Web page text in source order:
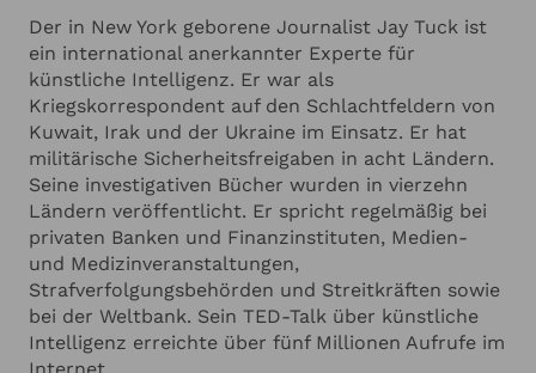
Ländern veröffentlicht. Sein Buch über künstliche
Intelligenz, "Evolution ohne uns" (Plassen Verlag)
ist ein Bestseller in Deutschland und wurde auch
in China veröffentlicht. Das deutsche
Verteidigungsministerium kaufte 10.000 Exemplare
für die Verteilung an die Truppe. Sein aktuelles
Werk "KI und der moderne Krieg" (Econ Verlag)
untersucht die Erfahrungen mit KI auf dem
Schlachtfeld im Ukraine-Krieg. Jay Tuck ist auch
ein international anerkannter Sprecher zum
Thema künstliche Intelligenz. Er wird regelmäßig
von privaten Banken und Finanzinstituten, Medien-
und Medizinveranstaltungen,
Strafverfolgungsbehörden und Streitkräften wie
Der in New York geborene Journalist Jay Tuck ist
ein international anerkannter Experte für
künstliche Intelligenz. Er war als
Kriegskorrespondent auf den Schlachtfeldern von
Kuwait, Irak und der Ukraine im Einsatz. Er hat
militärische Sicherheitsfreigaben in acht Ländern.
Seine investigativen Bücher wurden in vierzehn
Ländern veröffentlicht. Er spricht regelmäßig bei
privaten Banken und Finanzinstituten, Medien-
und Medizinveranstaltungen,
Strafverfolgungsbehörden und Streitkräften sowie
bei der Weltbank. Sein TED-Talk über künstliche
Intelligenz erreichte über fünf Millionen Aufrufe im
Ich habe dieDatenschutzerklärungzur Kenntnis genommen.
Ich stimme zu, dass meine Angaben zur Kontaktaufnahme
und für Rückfragen dauerhaft gespeichert werden.*
Ich möchte in regelmässigen Abständen mit dem LSB
Newsletter über Neuigkeiten informiert werden (Das
Newsletter-Abonnement kann jederzeit beendet werden).
Mehr dazu finden Sie in unsererDatenschutzerklärung
Abbrechen
Anfrage absenden